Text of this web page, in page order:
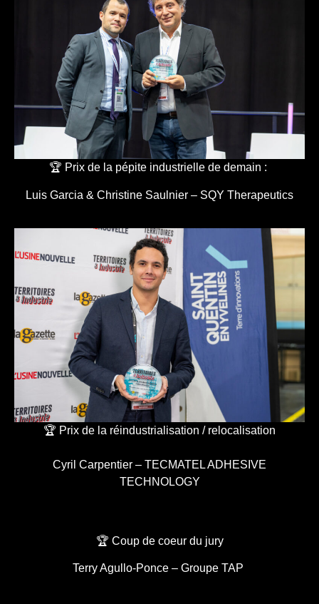
🏆 Prix de la pépite industrielle de demain :
Luis Garcia & Christine Saulnier – SQY Therapeutics
🏆 Prix de la réindustrialisation / relocalisation
Cyril Carpentier – TECMATEL ADHESIVE
TECHNOLOGY
🏆 Coup de coeur du jury
Terry Agullo-Ponce – Groupe TAP